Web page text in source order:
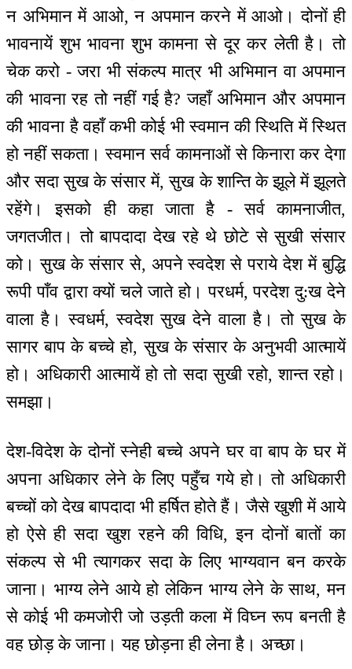
न अभिमान में आओ, न अपमान करने में आओ। दोनों ही
भावनायें शुभ भावना शुभ कामना से दूर कर लेती है। तो
चेक करो - जरा भी संकल्प मात्र भी अभिमान वा अपमान
की भावना रह तो नहीं गई है? जहाँ अभिमान और अपमान
की भावना है वहाँ कभी कोई भी स्वमान की स्थिति में स्थित
हो नहीं सकता। स्वमान सर्व कामनाओं से किनारा कर देगा
और सदा सुख के संसार में, सुख के शान्ति के झूले में झूलते
रहेंगे। इसको ही कहा जाता है - सर्व कामनाजीत,
जगतजीत। तो बापदादा देख रहे थे छोटे से सुखी संसार
को। सुख के संसार से, अपने स्वदेश से पराये देश में बुद्धि
रूपी पाँव द्वारा क्यों चले जाते हो। परधर्म, परदेश दु:ख देने
वाला है। स्वधर्म, स्वदेश सुख देने वाला है। तो सुख के
सागर बाप के बच्चे हो, सुख के संसार के अनुभवी आत्मायें
हो। अधिकारी आत्मायें हो तो सदा सुखी रहो, शान्त रहो।
समझा।
देश-विदेश के दोनों स्नेही बच्चे अपने घर वा बाप के घर में
अपना अधिकार लेने के लिए पहुँच गये हो। तो अधिकारी
बच्चों को देख बापदादा भी हर्षित होते हैं। जैसे खुशी में आये
हो ऐसे ही सदा खुश रहने की विधि, इन दोनों बातों का
संकल्प से भी त्यागकर सदा के लिए भाग्यवान बन करके
जाना। भाग्य लेने आये हो लेकिन भाग्य लेने के साथ, मन
से कोई भी कमजोरी जो उड़ती कला में विघ्न रूप बनती है
वह छोड़ के जाना। यह छोड़ना ही लेना है। अच्छा।